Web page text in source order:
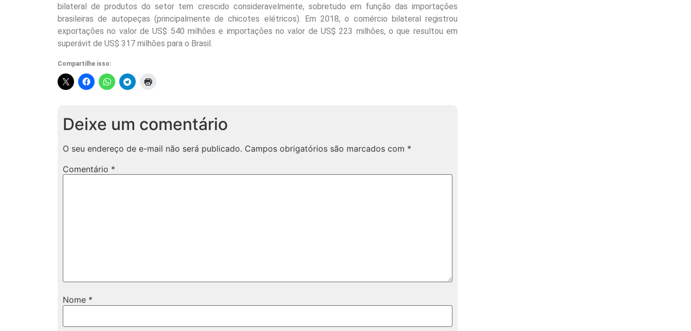
bilateral de produtos do setor tem crescido consideravelmente, sobretudo em função das importações
brasileiras de autopeças (principalmente de chicotes elétricos). Em 2018, o comércio bilateral registrou
exportações no valor de US$ 540 milhões e importações no valor de US$ 223 milhões, o que resultou em
superávit de US$ 317 milhões para o Brasil.
Compartilhe isso:
Deixe um comentário
O seu endereço de e-mail não será publicado. Campos obrigatórios são marcados com *
Comentário *
Nome *